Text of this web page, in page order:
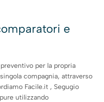
e
per la propria
compagnia, attraverso
Facile.it , Segugio
utilizzando